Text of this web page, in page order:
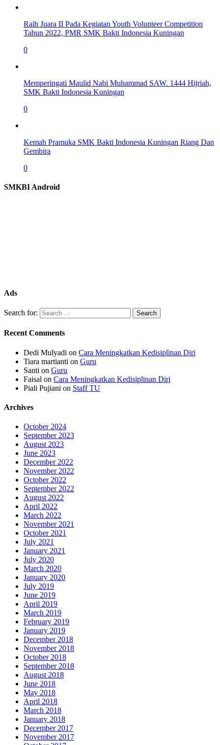
Raih Juara II Pada Kegiatan Youth Volunteer Competition
Tahun 2022, PMR SMK Bakti Indonesia Kuningan
0
Memperingati Maulid Nabi Muhammad SAW. 1444 Hijriah,
SMK Bakti Indonesia Kuningan
0
Kemah Pramuka SMK Bakti Indonesia Kuningan Riang Dan
Gembira
0
SMKBI Android
Ads
Search for:
Recent Comments
Dedi Mulyadi on Cara Meningkatkan Kedisiplinan Diri
Tiara martianti on Guru
Santi on Guru
Faisal on Cara Meningkatkan Kedisiplinan Diri
Piali Pujiani on Staff TU
Archives
October 2024
September 2023
August 2023
June 2023
December 2022
November 2022
October 2022
September 2022
August 2022
April 2022
March 2022
November 2021
October 2021
July 2021
January 2021
July 2020
March 2020
January 2020
July 2019
June 2019
April 2019
March 2019
February 2019
January 2019
December 2018
November 2018
October 2018
September 2018
August 2018
June 2018
May 2018
April 2018
March 2018
January 2018
December 2017
November 2017